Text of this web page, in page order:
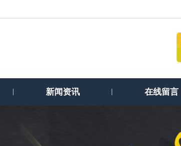
新闻资讯 在线留言